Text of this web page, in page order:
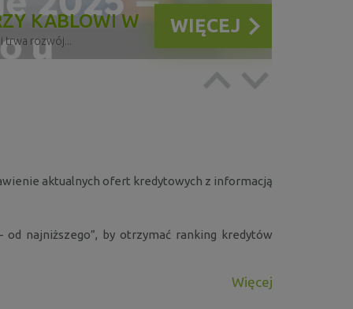
KABLOWI W
CANAL+ I
trwa rozwój...
WIĘCEJ
2025 —
z raportu...
WIĘCEJ
aktualnych ofert kredytowych z informacją
najniższego”, by otrzymać ranking kredytów
Więcej